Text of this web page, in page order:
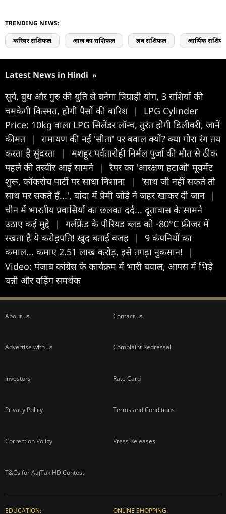
TRENDING NEWS:
करियर राशिफल आज का राशिफल लव राशिफल आर्थिक
Latest News in Hindi »
सूर्य, बुध और गुरु की युति से बनेगा त्रिग्राही योग, 3 राशियों की
चमकेगी किस्मत, होगी पैसों की बारिश |
LPG Cylinder
Price: 10kg वाला LPG सिलेंडर लॉन्‍च, तुरंत होगी डिलीवरी, जानें
कीमत |
रामायण की नई 'सीता' पर बवाल क्यों? क्या गोरा रंग तय
करता है सुंदरता
|
मशहूर पर्वतारोही निर्मल पुर्जा की मौत से ठीक
पहले की तस्वीर आई सामने |
रैपर का 'आरक्षण हटाओ' मूवमेंट
शुरू, कॉकरोच पार्टी पर साधा निशाना
|
'साथ जी नहीं सकते तो
साथ मर सकते हैं...', बांदा में प्रेमी जोड़े ने जहर खाकर दी जान |
चीन में भारतीय प्रवासियों का छलका दर्द... दूतावास के सामने
उठाए कई मुद्दे
|
गर्लफ्रेंड के पीरियड ब्लड को -80°C फ्रीजर में
रखता है ये करोड़पति! खुद बताई वजह
|
9 कंपनियों का
कमाल... कमाए 2.51 लाख करोड़, इसे तगड़ा नुकसान!
|
Video: पंजाब कांग्रेस के कार्यक्रम में भारी बवाल, आपस में भिड़े
चन्नी और वड़िंग समर्थक
About us Contact us
Advertise with us Complaint Redressal
Investors Rate Card
Privacy Policy Terms and Conditions
Correction Policy Press Releases
T&Cs for AajTak HD Contest
EDUCATION: ONLINE SHOPPING: